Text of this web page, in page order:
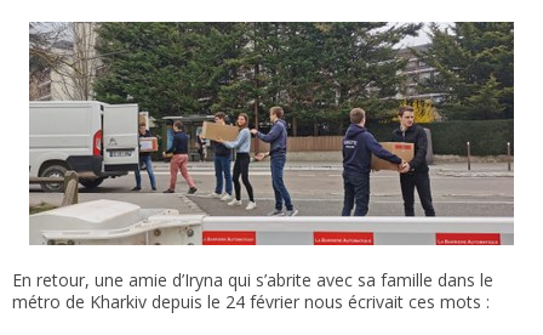
En retour, une amie d’Iryna qui s’abrite avec sa famille dans le
métro de Kharkiv depuis le 24 février nous écrivait ces mots :